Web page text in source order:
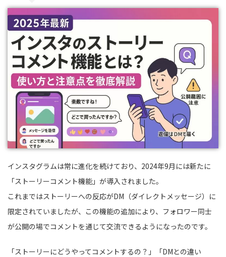
インスタグラムは常に進化を続けており、2024年9月には新たに
「ストーリーコメント機能」が導入されました。
これまではストーリーへの反応がDM（ダイレクトメッセージ）に
限定されていましたが、この機能の追加により、フォロワー同士
が公開の場でコメントを通じて交流できるようになったのです。
「ストーリーにどうやってコメントするの？」「DMとの違い